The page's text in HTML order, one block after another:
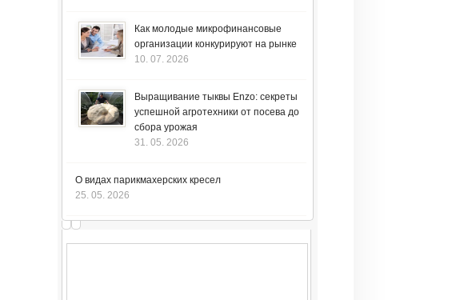
Как молодые микрофинансовые
организации конкурируют на рынке
10. 07. 2026
Выращивание тыквы Enzo: секреты
успешной агротехники от посева до
сбора урожая
31. 05. 2026
О видах парикмахерских кресел
25. 05. 2026